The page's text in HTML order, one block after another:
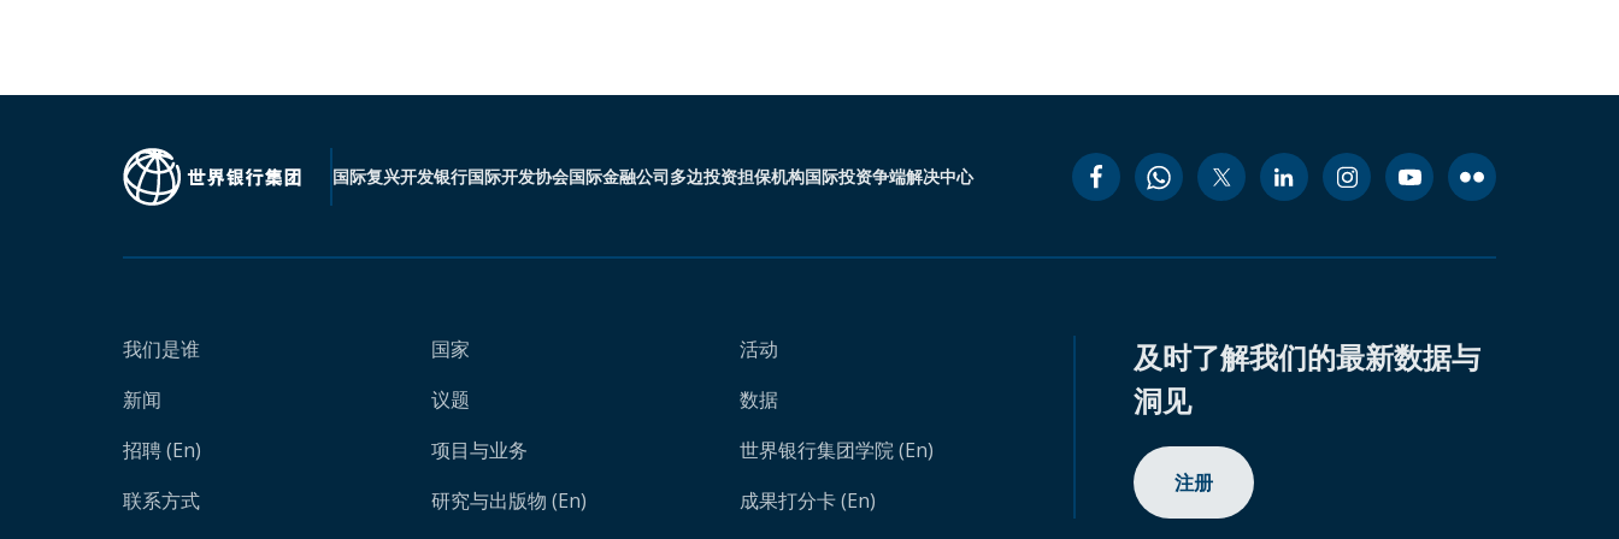
国际复兴开发银行国际开发协会国际金融公司多边投资担保机构国际投资争端解决中心
我们是谁
新闻
招聘 (En)
联系方式
国家
议题
项目与业务
研究与出版物 (En)
活动
数据
世界银行集团学院 (En)
成果打分卡 (En)
及时了解我们的最新数据与
洞见
注册